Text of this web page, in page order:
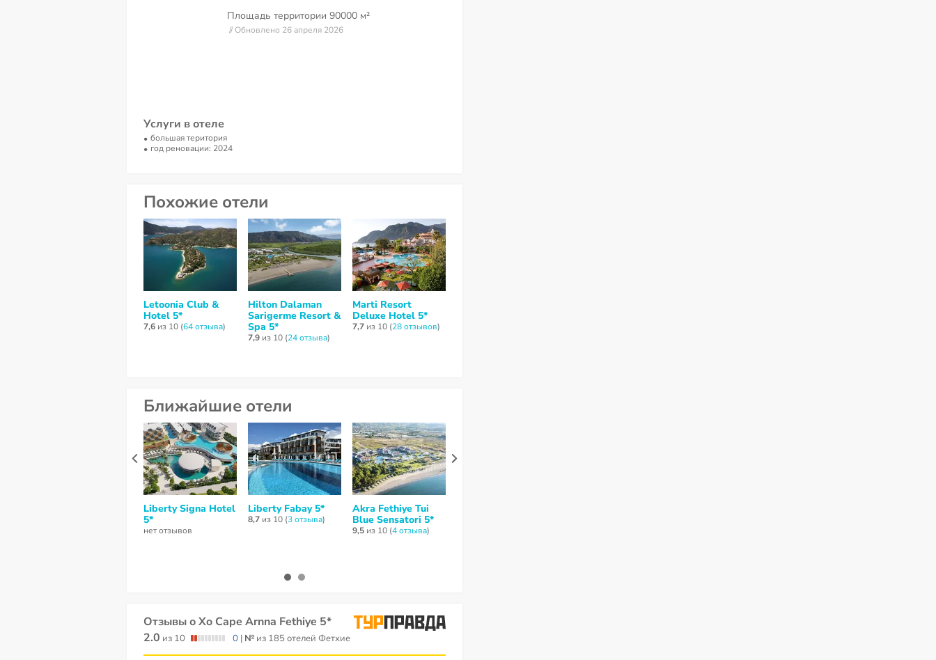
Площадь территории 90000 м²
// Обновлено 26 апреля 2026
Услуги в отеле
большая територия
год реновации: 2024
Похожие отели
Letoonia Club &
Hotel 5*
7,6 из 10 (64 отзывa)
Hilton Dalaman
Sarigerme Resort &
Spa 5*
7,9 из 10 (24 отзывa)
Marti Resort
Deluxe Hotel 5*
7,7 из 10 (28 отзывов)
Ближайшие отели
Liberty Signa Hotel
5*
нет отзывов
Liberty Fabay 5*
8,7 из 10 (3 отзывa)
Akra Fethiye Tui
Blue Sensatori 5*
9,5 из 10 (4 отзывa)
Отзывы о Xo Cape Arnna Fethiye 5*
2.0 из 10 0 | № из 185 отелей Фетхие